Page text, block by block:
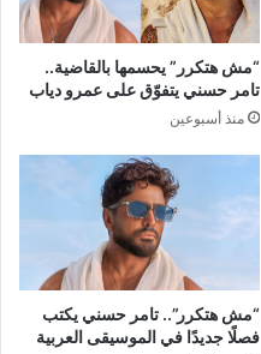
“مش هتكرر” يحسمها بالقاضية..
تامر حسني يتفوّق على عمرو دياب
منذ أسبوعين
“مش هتكرر”.. تامر حسني يكتب
فصلًا جديدًا في الموسيقى العربية